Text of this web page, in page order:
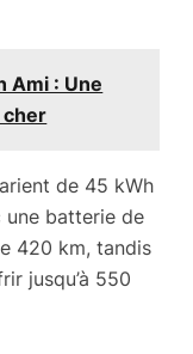
Ami : Une
cher
de 45 kWh
une batterie de
420 km, tandis
jusqu’à 550